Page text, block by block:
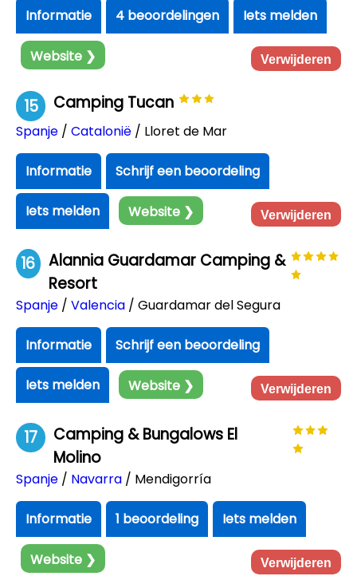
Informatie 4 beoordelingen Iets melden
Website ❯ Verwijderen
15 Camping Tucan
Spanje / Catalonië / Lloret de Mar
Informatie Schrijf een beoordeling
Iets melden Website ❯ Verwijderen
16
Alannia Guardamar Camping &
Resort
Spanje / Valencia / Guardamar del Segura
Informatie Schrijf een beoordeling
Iets melden Website ❯ Verwijderen
17
Camping & Bungalows El
Molino
Spanje / Navarra / Mendigorría
Informatie 1 beoordeling Iets melden
Website ❯ Verwijderen